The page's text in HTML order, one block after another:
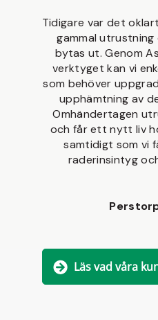
Tidigare var det
gammal utrustning
bytas ut. Genom
verktyget kan vi
som behöver
upphämtning av
Omhändertagen
och får ett nytt liv
samtidigt som vi
raderinsintyg
Läs vad våra